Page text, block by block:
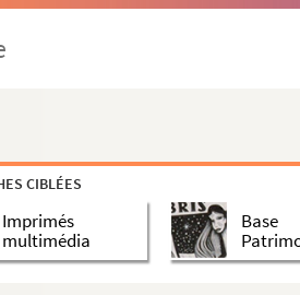
CIBLÉES
Imprimés
multimédia
Base